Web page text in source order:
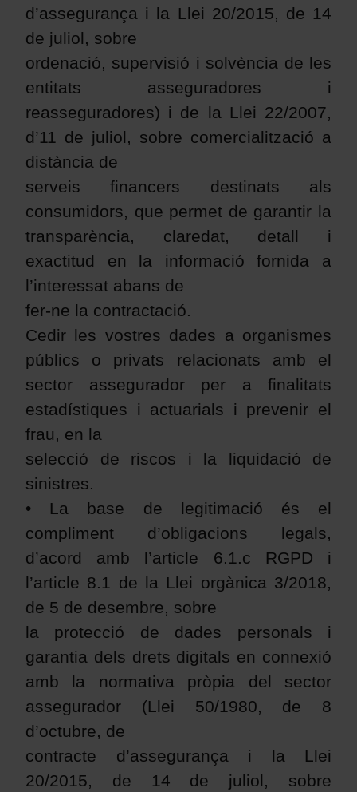
d’assegurança i la Llei 20/2015, de 14
de juliol, sobre
ordenació, supervisió i solvència de les
entitats asseguradores i
reasseguradores) i de la Llei 22/2007,
d’11 de juliol, sobre comercialització a
distància de
serveis financers destinats als
consumidors, que permet de garantir la
transparència, claredat, detall i
exactitud en la informació fornida a
l’interessat abans de
fer-ne la contractació.
Cedir les vostres dades a organismes
públics o privats relacionats amb el
sector assegurador per a finalitats
estadístiques i actuarials i prevenir el
frau, en la
selecció de riscos i la liquidació de
sinistres.
• La base de legitimació és el
compliment d’obligacions legals,
d’acord amb l’article 6.1.c RGPD i
l’article 8.1 de la Llei orgànica 3/2018,
de 5 de desembre, sobre
la protecció de dades personals i
garantia dels drets digitals en connexió
amb la normativa pròpia del sector
assegurador (Llei 50/1980, de 8
d’octubre, de
contracte d’assegurança i la Llei
20/2015, de 14 de juliol, sobre